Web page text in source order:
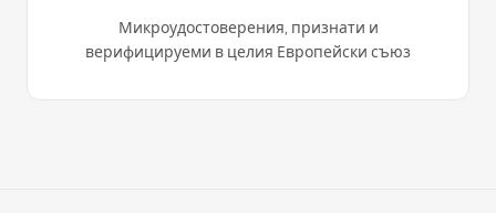
Микроудостоверения, признати и
верифицируеми в целия Европейски съюз